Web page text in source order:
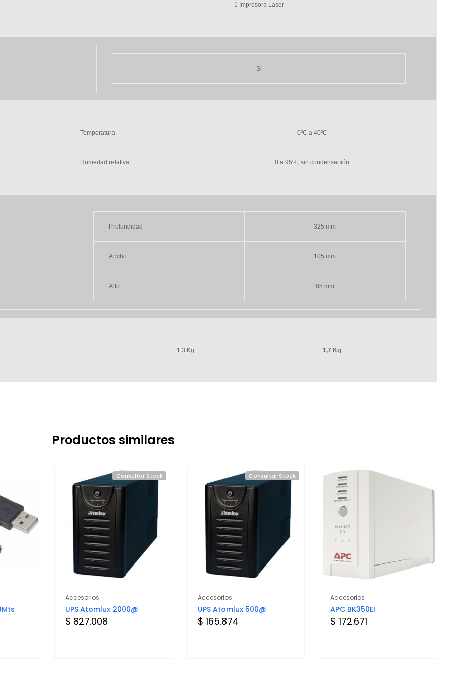
1 Impresora Laser
Si
Temperatura
0ºC a 40ºC
Humedad relativa 0 a 95%, sin condensación
Profundidad
325 mm
Ancho 105 mm
Alto 85 mm
1,3 Kg
1,7 Kg
Productos similares
Consultar Stock
Accesorios
UPS Atomlux 2000@
$ 827.008
Consultar Stock
Accesorios
UPS Atomlux 500@
$ 165.874
Accesorios
APC BK350EI
$ 172.671